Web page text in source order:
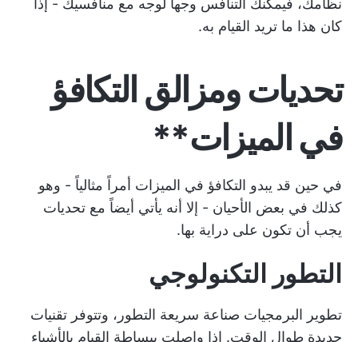
نظامك، فيمكنك التنافس وجهاً لوجه مع منافسيك - إذا
كان هذا ما تريد القيام به.
تحديات ومزالق التكافؤ
في الميزات**
في حين قد يبدو التكافؤ في الميزات أمراً مثالياً - وهو
كذلك في بعض الأحيان - إلا أنه يأتي أيضاً مع تحديات
يجب أن تكون على دراية بها.
التطور التكنولوجي
تطوير البرمجيات صناعة سريعة التطور، وتتوفر تقنيات
جديدة طوال الوقت. إذا واصلت ببساطة القيام بالأشياء